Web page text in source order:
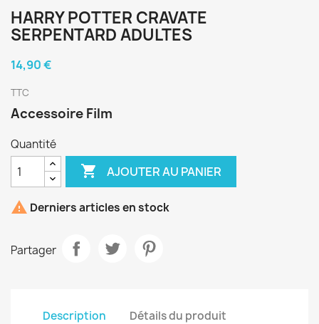
HARRY POTTER CRAVATE
SERPENTARD ADULTES
14,90 €
TTC
Accessoire Film
Quantité
 AJOUTER AU PANIER
 Derniers articles en stock
Partager
Description Détails du produit